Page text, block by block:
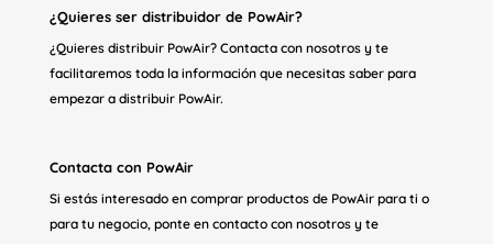
¿Quieres ser distribuidor de PowAir?
¿Quieres distribuir PowAir? Contacta con nosotros y te
facilitaremos toda la información que necesitas saber para
empezar a distribuir PowAir.
Contacta con PowAir
Si estás interesado en comprar productos de PowAir para ti o
para tu negocio, ponte en contacto con nosotros y te